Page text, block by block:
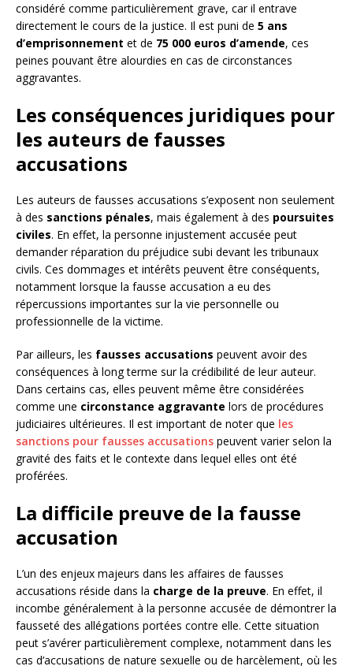
considéré comme particulièrement grave, car il entrave
directement le cours de la justice. Il est puni de 5 ans
d’emprisonnement et de 75 000 euros d’amende, ces
peines pouvant être alourdies en cas de circonstances
aggravantes.
Les conséquences juridiques pour
les auteurs de fausses
accusations
Les auteurs de fausses accusations s’exposent non seulement
à des sanctions pénales, mais également à des poursuites
civiles. En effet, la personne injustement accusée peut
demander réparation du préjudice subi devant les tribunaux
civils. Ces dommages et intérêts peuvent être conséquents,
notamment lorsque la fausse accusation a eu des
répercussions importantes sur la vie personnelle ou
professionnelle de la victime.
Par ailleurs, les fausses accusations peuvent avoir des
conséquences à long terme sur la crédibilité de leur auteur.
Dans certains cas, elles peuvent même être considérées
comme une circonstance aggravante lors de procédures
judiciaires ultérieures. Il est important de noter que les
sanctions pour fausses accusations peuvent varier selon la
gravité des faits et le contexte dans lequel elles ont été
proférées.
La difficile preuve de la fausse
accusation
L’un des enjeux majeurs dans les affaires de fausses
accusations réside dans la charge de la preuve. En effet, il
incombe généralement à la personne accusée de démontrer la
fausseté des allégations portées contre elle. Cette situation
peut s’avérer particulièrement complexe, notamment dans les
cas d’accusations de nature sexuelle ou de harcèlement, où les